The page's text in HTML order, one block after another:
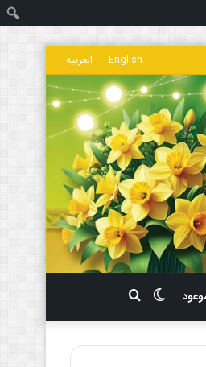
English العربیه
برای
تغییر
پوسته